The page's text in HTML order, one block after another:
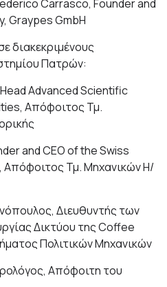
Carrasco, Founder and
Graypes GmbH
διακεκριμένους
Πατρών:
Advanced Scientific
Απόφοιτος Τμ.
and CEO of the Swiss
Απόφοιτος Τμ. Μηχανικών Η/
Διευθυντής των
Δικτύου της Coffee
Πολιτικών Μηχανικών
Απόφοιτη του